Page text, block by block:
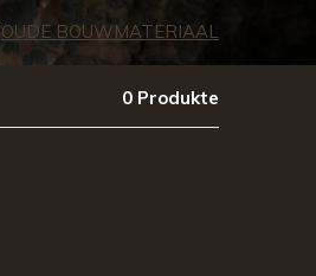
OUDE BOUWMATERIAAL
0 Produkte